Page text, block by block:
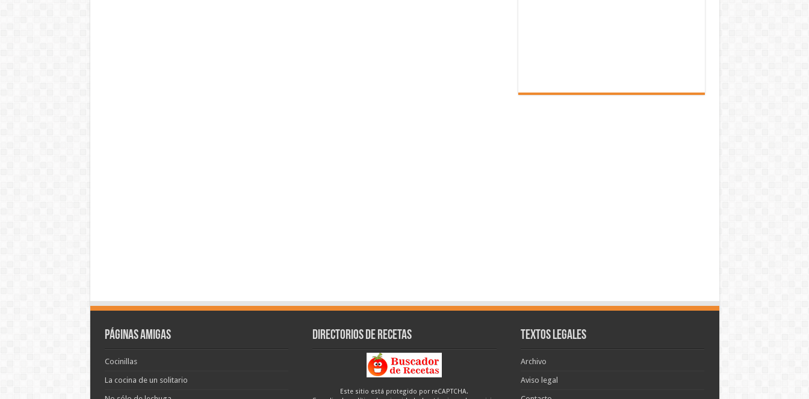
Páginas amigas
Cocinillas
La cocina de un solitario
Directorios de recetas
Este sitio está protegido por reCAPTCHA.
Textos legales
Archivo
Aviso legal